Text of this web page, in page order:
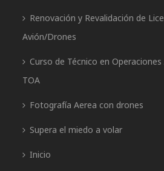
Renovación y Revalidación de
Avión/Drones
Curso de Técnico en
TOA
Fotografía Aerea con drones
Supera el miedo a volar
Inicio